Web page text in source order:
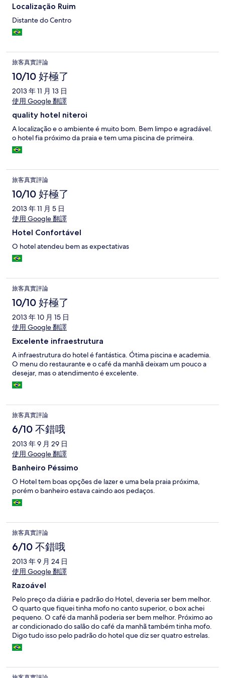
Localização Ruim
Distante do Centro
旅客真實評論
10/10 好極了
2013 年 11 月 13 日
使用 Google 翻譯
quality hotel niteroi
A localização e o ambiente é muito bom. Bem limpo e agradável.
o hotel fia próximo da praia e tem uma piscina de primeira.
旅客真實評論
10/10 好極了
2013 年 11 月 5 日
使用 Google 翻譯
Hotel Confortável
O hotel atendeu bem as expectativas
旅客真實評論
10/10 好極了
2013 年 10 月 15 日
使用 Google 翻譯
Excelente infraestrutura
A infraestrutura do hotel é fantástica. Ótima piscina e academia.
O menu do restaurante e o café da manhã deixam um pouco a
desejar, mas o atendimento é excelente.
旅客真實評論
6/10 不錯哦
2013 年 9 月 29 日
使用 Google 翻譯
Banheiro Péssimo
O Hotel tem boas opções de lazer e uma bela praia próxima,
porém o banheiro estava caindo aos pedaços.
旅客真實評論
6/10 不錯哦
2013 年 9 月 24 日
使用 Google 翻譯
Razoável
Pelo preço da diária e padrão do Hotel, deveria ser bem melhor.
O quarto que fiquei tinha mofo no canto superior, o box achei
pequeno. O café da manhã poderia ser bem melhor. Próximo ao
ar condicionado do salão do café da manhã também tinha mofo.
Digo tudo isso pelo padrão do hotel que diz ser quatro estrelas.